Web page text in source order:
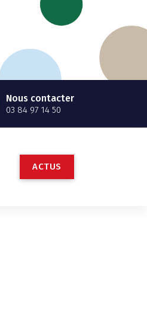
Nous contacter
03 84 97 14 50
ACTUS